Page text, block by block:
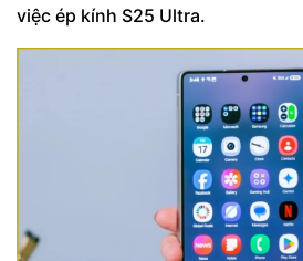
việc ép kính S25 Ultra.